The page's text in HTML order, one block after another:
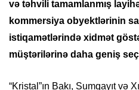
və təhvili tamamlanmış
kommersiya obyektlərinin
istiqamətlərində xidmət
müştərilərinə daha geniş
“Kristal”ın Bakı, Sumqayıt və